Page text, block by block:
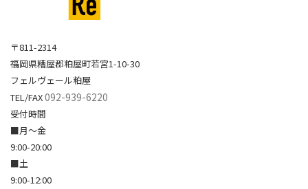
〒811-2314
福岡県糟屋郡粕屋町若宮1-10-30
フェルヴェール粕屋
TEL/FAX092-939-6220
受付時間
■月～金
9:00-20:00
■土
9:00-12:00